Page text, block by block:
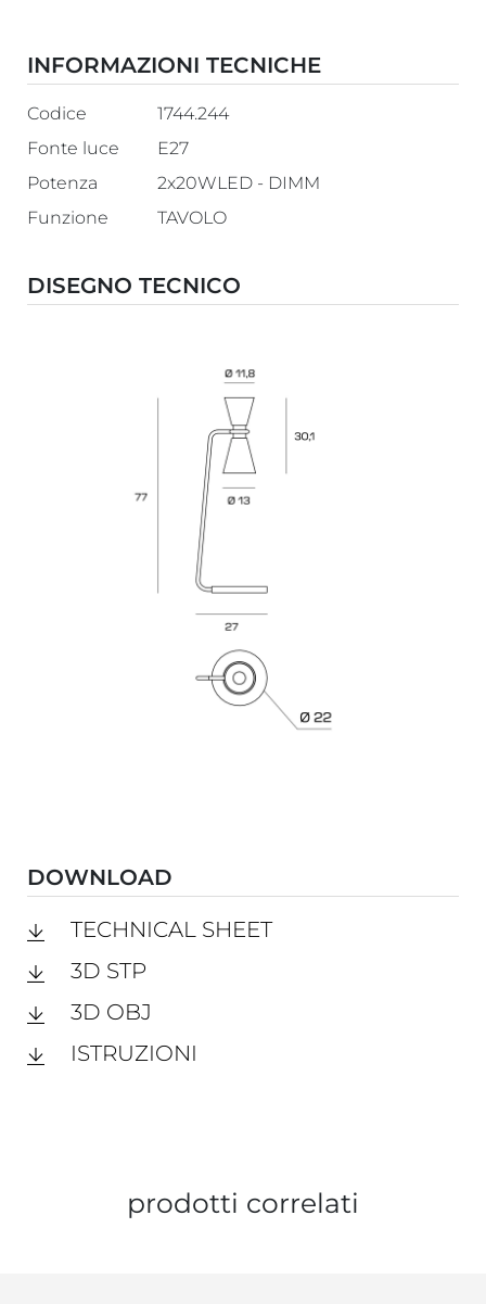
INFORMAZIONI TECNICHE
Codice
1744.244
Fonte luce
E27
Potenza
2x20WLED - DIMM
Funzione
TAVOLO
DISEGNO TECNICO
DOWNLOAD
TECHNICAL SHEET
3D STP
3D OBJ
ISTRUZIONI
prodotti correlati